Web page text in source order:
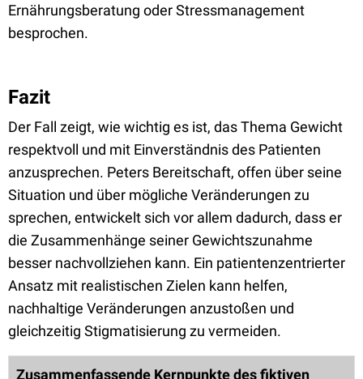
Ernährungsberatung oder Stressmanagement
besprochen.
Fazit
Der Fall zeigt, wie wichtig es ist, das Thema Gewicht
respektvoll und mit Einverständnis des Patienten
anzusprechen. Peters Bereitschaft, offen über seine
Situation und über mögliche Veränderungen zu
sprechen, entwickelt sich vor allem dadurch, dass er
die Zusammenhänge seiner Gewichtszunahme
besser nachvollziehen kann. Ein patientenzentrierter
Ansatz mit realistischen Zielen kann helfen,
nachhaltige Veränderungen anzustoßen und
gleichzeitig Stigmatisierung zu vermeiden.
Zusammenfassende Kernpunkte des fiktiven